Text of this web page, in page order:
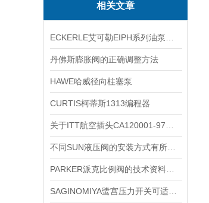
相关文章
丹佛斯膨胀阀的正确调整方法
HAWE哈威径向柱塞泵
CURTIS柯蒂斯1313编程器